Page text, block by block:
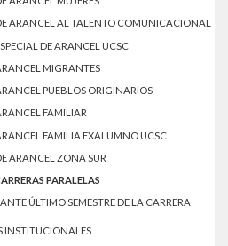
ARANCEL AL TALENTO COMUNICACIONAL
DE ARANCEL UCSC
MIGRANTES
PUEBLOS ORIGINARIOS
FAMILIAR
FAMILIA EXALUMNO UCSC
ARANCEL ZONA SUR
PARALELAS
ÚLTIMO SEMESTRE DE LA CARRERA
INSTITUCIONALES